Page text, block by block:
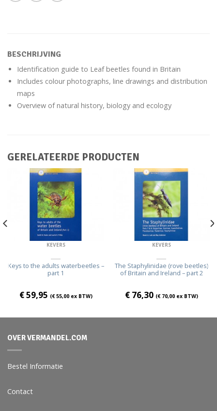
BESCHRIJVING
Identification guide to Leaf beetles found in Britain
Includes colour photographs, line drawings and distribution
maps
Overview of natural history, biology and ecology
GERELATEERDE PRODUCTEN
KEVERS
Keys to the adults waterbeetles –
part 1
€59,95 (€55,00ex BTW)
KEVERS
The Staphylinidae (rove beetles)
of Britain and Ireland – part 2
€76,30 (€70,00ex BTW)
OVER VERMANDEL.COM
Bestel Informatie
Contact